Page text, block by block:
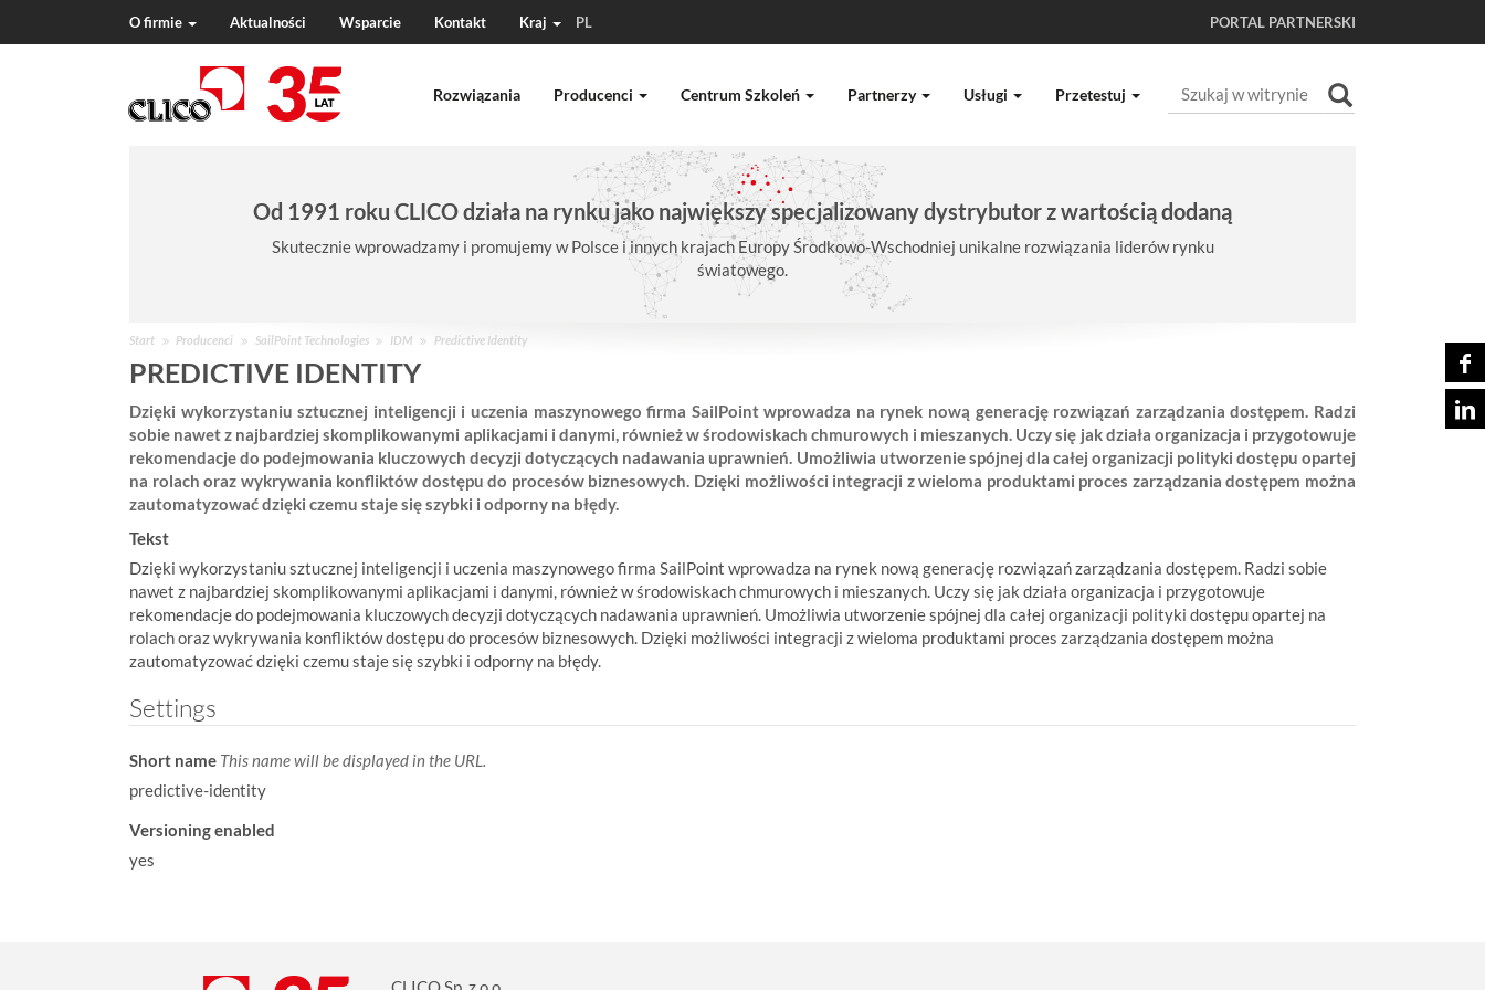
O firmie Aktualności Wsparcie Kontakt Kraj PL PORTAL PARTNERSKI
Rozwiązania Producenci Centrum Szkoleń Partnerzy Usługi Przetestuj
Szukaj
Od 1991 roku CLICO działa na rynku jako największy specjalizowany dystrybutor z wartością dodaną
Skutecznie wprowadzamy i promujemy w Polsce i innych krajach Europy Środkowo-Wschodniej unikalne rozwiązania liderów rynku
światowego.
J
e
s
t
e
ś
w
:
Start Producenci SailPoint Technologies IDM Predictive Identity
PREDICTIVE IDENTITY
Dzięki wykorzystaniu sztucznej inteligencji i uczenia maszynowego firma SailPoint wprowadza na rynek nową generację rozwiązań zarządzania dostępem. Radzi
sobie nawet z najbardziej skomplikowanymi aplikacjami i danymi, również w środowiskach chmurowych i mieszanych. Uczy się jak działa organizacja i przygotowuje
rekomendacje do podejmowania kluczowych decyzji dotyczących nadawania uprawnień. Umożliwia utworzenie spójnej dla całej organizacji polityki dostępu opartej
na rolach oraz wykrywania konfliktów dostępu do procesów biznesowych. Dzięki możliwości integracji z wieloma produktami proces zarządzania dostępem można
zautomatyzować dzięki czemu staje się szybki i odporny na błędy.
Tekst
Dzięki wykorzystaniu sztucznej inteligencji i uczenia maszynowego firma SailPoint wprowadza na rynek nową generację rozwiązań zarządzania dostępem. Radzi sobie
nawet z najbardziej skomplikowanymi aplikacjami i danymi, również w środowiskach chmurowych i mieszanych. Uczy się jak działa organizacja i przygotowuje
rekomendacje do podejmowania kluczowych decyzji dotyczących nadawania uprawnień. Umożliwia utworzenie spójnej dla całej organizacji polityki dostępu opartej na
rolach oraz wykrywania konfliktów dostępu do procesów biznesowych. Dzięki możliwości integracji z wieloma produktami proces zarządzania dostępem można
zautomatyzować dzięki czemu staje się szybki i odporny na błędy.
Settings
Short name This name will be displayed in the URL.
predictive-identity
Versioning enabled
yes